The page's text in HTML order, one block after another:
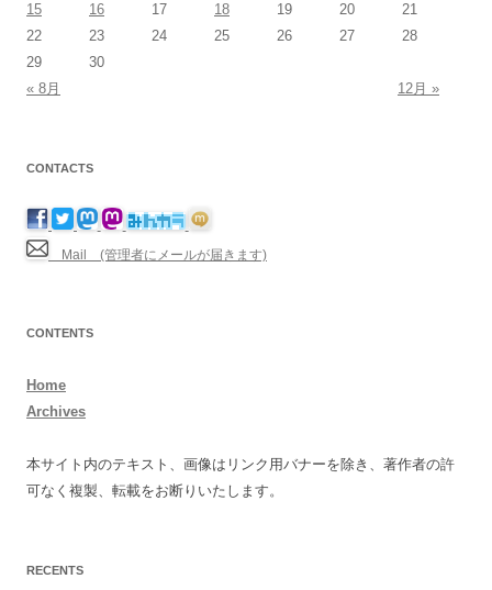
15
16 17 18 19 20
21
22
23 24 25 26 27
28
29
30
« 8月
12月 »
CONTACTS
Mail (管理者にメールが届きます)
CONTENTS
Home
Archives
本サイト内のテキスト、画像はリンク用バナーを除き、著作者の許
可なく複製、転載をお断りいたします。
RECENTS